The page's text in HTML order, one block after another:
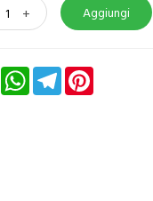
+ Aggiungi
FacebookWhatsAppTelegram